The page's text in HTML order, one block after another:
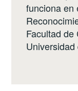
funciona en
Facultad de